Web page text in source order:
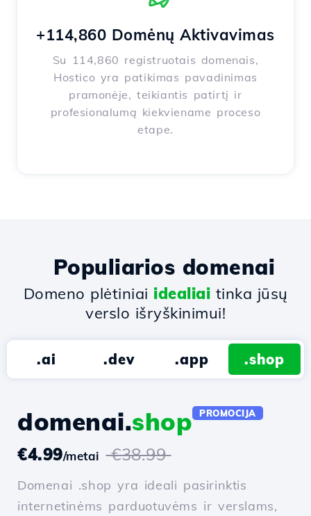
+114,860 Domėnų Aktivavimas
Su 114,860 registruotais domenais,
Hostico yra patikimas pavadinimas
pramonėje, teikiantis patirtį ir
profesionalumą kiekviename proceso
etape.
Populiarios domenai
Domeno plėtiniai idealiai tinka jūsų
verslo išryškinimui!
.ai .dev .app .shop
domenai.shop PROMOCIJA
€4.99/metai €38.99
Domenai .shop yra ideali pasirinktis
internetinėms parduotuvėms ir verslams,